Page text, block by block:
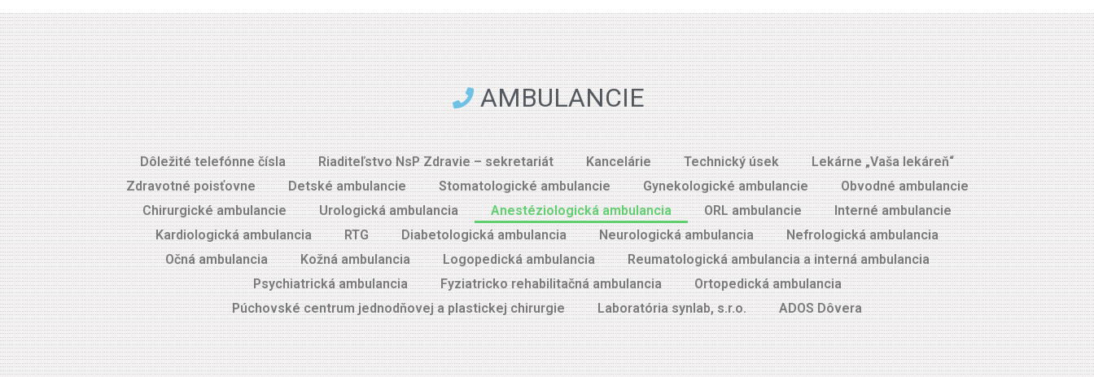
AMBULANCIE
Dôležité telefónne čísla Riaditeľstvo NsP Zdravie – sekretariát Kancelárie Technický úsek
Lekárne „Vaša lekáreň“
Zdravotné poisťovne
Detské ambulancie Stomatologické ambulancie Gynekologické ambulancie
Obvodné ambulancie
Chirurgické ambulancie
Urologická ambulancia Anestéziologická ambulancia ORL ambulancie
Interné ambulancie
Kardiologická ambulancia
RTG Diabetologická ambulancia Neurologická ambulancia
Nefrologická ambulancia
Očná ambulancia
Kožná ambulancia Logopedická ambulancia
Reumatologická ambulancia a interná ambulancia
Psychiatrická ambulancia
Fyziatricko rehabilitačná ambulancia
Ortopedická ambulancia
Púchovské centrum jednodňovej a plastickej chirurgie
Laboratória synlab, s.r.o. ADOS Dôvera